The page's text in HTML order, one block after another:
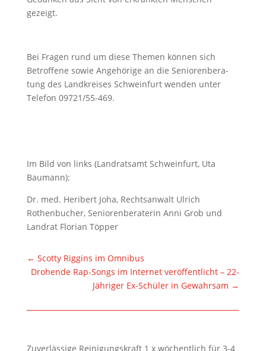
gezeigt.
Bei Fragen rund um diese Themen können sich
Betroffene sowie Angehörige an die Seniorenbera­
tung des Landkreises Schweinfurt wenden unter
Telefon 09721/55-469.
Im Bild von links (Landratsamt Schweinfurt, Uta
Baumann):
Dr. med. Heribert Joha, Rechtsanwalt Ulrich
Rothenbucher, Seniorenberaterin Anni Grob und
Landrat Florian Töpper
← Scotty Riggins im Omnibus
Drohende Rap-Songs im Internet veröffentlicht – 22-
Jähriger Ex-Schüler in Gewahrsam →
Zuverlässige Reinigungskraft 1 x wöchentlich für 3-4